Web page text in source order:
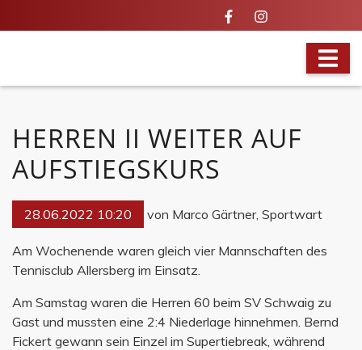
HERREN II WEITER AUF
AUFSTIEGSKURS
28.06.2022 10:20 von Marco Gärtner, Sportwart
Am Wochenende waren gleich vier Mannschaften des
Tennisclub Allersberg im Einsatz.
Am Samstag waren die Herren 60 beim SV Schwaig zu
Gast und mussten eine 2:4 Niederlage hinnehmen. Bernd
Fickert gewann sein Einzel im Supertiebreak, während